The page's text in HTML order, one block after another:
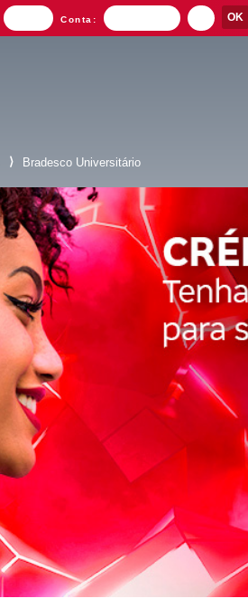
Bradesco
Explica
⟩ Bradesco Universitário
Conta: